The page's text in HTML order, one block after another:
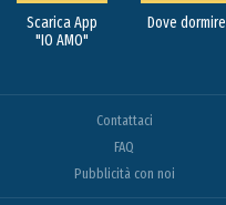
Scarica App
"IO AMO"
Dove dormire
Contattaci
FAQ
Pubblicità con noi